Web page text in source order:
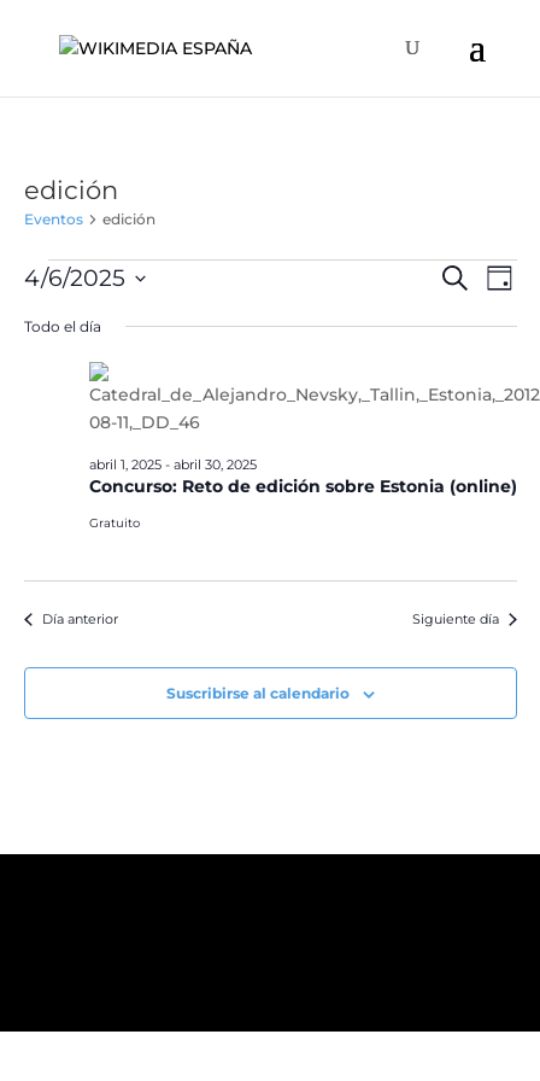
edición
Eventos edición
Eventos
abril
2025
vistas
Buscar
de
Día
4/6/2025
la
Todo el día
Concurso: Reto de edición sobre Estonia (online)
abril 1, 2025- abril 30, 2025
Gratuito
Día anterior Siguiente día
Suscribirse al calendario